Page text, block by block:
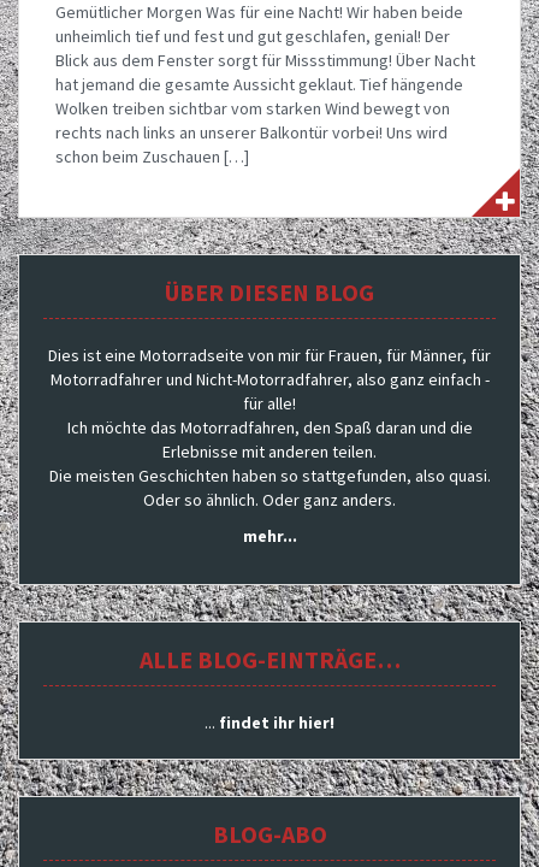
Gemütlicher Morgen Was für eine Nacht! Wir haben beide
unheimlich tief und fest und gut geschlafen, genial! Der
Blick aus dem Fenster sorgt für Missstimmung! Über Nacht
hat jemand die gesamte Aussicht geklaut. Tief hängende
Wolken treiben sichtbar vom starken Wind bewegt von
rechts nach links an unserer Balkontür vorbei! Uns wird
schon beim Zuschauen […]
ÜBER DIESEN BLOG
Dies ist eine Motorradseite von mir für Frauen, für Männer, für
Motorradfahrer und Nicht-Motorradfahrer, also ganz einfach -
für alle!
Ich möchte das Motorradfahren, den Spaß daran und die
Erlebnisse mit anderen teilen.
Die meisten Geschichten haben so stattgefunden, also quasi.
Oder so ähnlich. Oder ganz anders.
mehr...
ALLE BLOG-EINTRÄGE…
... findet ihr hier!
BLOG-ABO